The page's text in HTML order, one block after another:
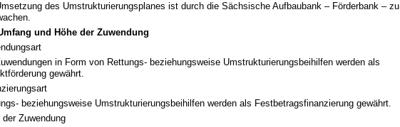
des Umstrukturierungsplanes ist durch die Sächsische Aufbaubank – Förderbank – zu
und Höhe der Zuwendung
in Form von Rettungs- beziehungsweise Umstrukturierungsbeihilfen werden als
gewährt.
beziehungsweise Umstrukturierungsbeihilfen werden als Festbetragsfinanzierung gewährt.
der Zuwendung